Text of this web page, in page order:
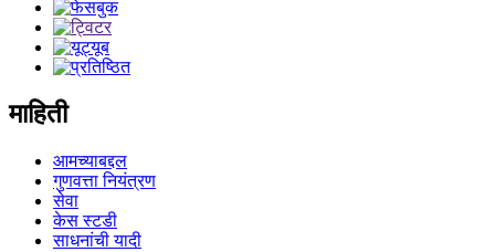
माहिती
आमच्याबद्दल
गुणवत्ता नियंत्रण
सेवा
केस स्टडी
साधनांची यादी